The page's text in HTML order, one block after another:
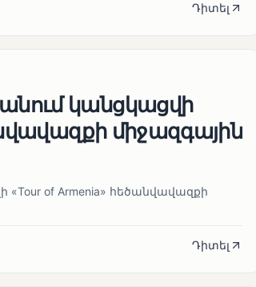
Դիտել
կանցկացվի
միջազգային
of Armenia» հեծանվավազքի
Դիտել